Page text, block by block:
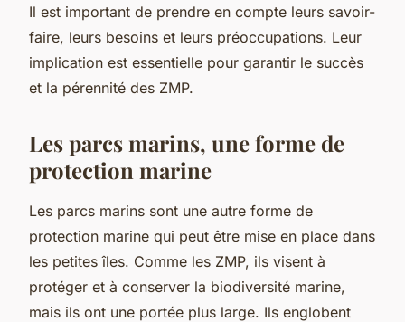
Il est important de prendre en compte leurs savoir-
faire, leurs besoins et leurs préoccupations. Leur
implication est essentielle pour garantir le succès
et la pérennité des ZMP.
Les parcs marins, une forme de
protection marine
Les parcs marins sont une autre forme de
protection marine qui peut être mise en place dans
les petites îles. Comme les ZMP, ils visent à
protéger et à conserver la biodiversité marine,
mais ils ont une portée plus large. Ils englobent